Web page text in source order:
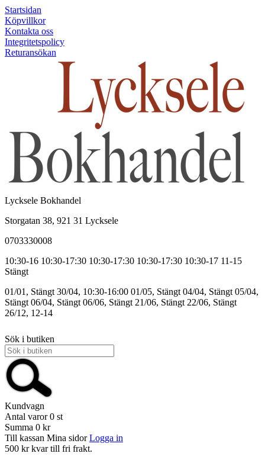
Startsidan
Köpvillkor
Kontakta oss
Integritetspolicy
Returansökan
Lycksele Bokhandel
Storgatan 38, 921 31 Lycksele
0703330008
10:30-16 10:30-17:30 10:30-17:30 10:30-17:30 10:30-17 11-15
Stängt
01/01, Stängt 30/04, 10:30-16:00 01/05, Stängt 04/04, Stängt 05/04,
Stängt 06/04, Stängt 06/06, Stängt 21/06, Stängt 22/06, Stängt
26/12, 12-14
Sök i butiken
Kundvagn
Antal varor 0 st
Summa 0 kr
Till kassan Mina sidor Logga in
500 kr kvar till fri frakt.